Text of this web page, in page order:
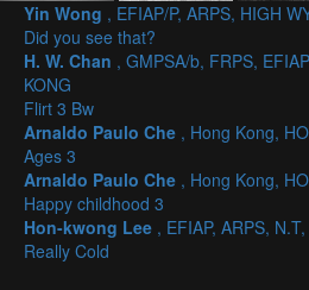
Yin Wong , EFIAP/P, ARPS, HIGH
Did you see that?
H. W. Chan , GMPSA/b, FRPS,
KONG
Flirt 3 Bw
Arnaldo Paulo Che , Hong Kong,
Ages 3
Arnaldo Paulo Che , Hong Kong,
Happy childhood 3
Hon-kwong Lee , EFIAP, ARPS,
Really Cold